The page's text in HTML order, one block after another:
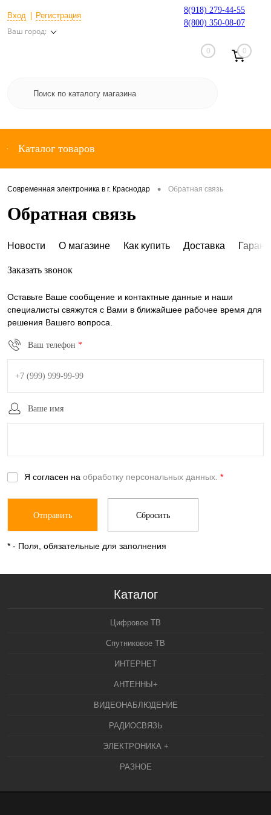
Вход Регистрация
Ваш город:
8(918) 279-44-55
8(800) 350-08-07
0 0
Каталог товаров
Современная электроника в г. Краснодар • Обратная связь
Обратная связь
Новости О магазине Как купить Доставка
Заказать звонок
Оставьте Ваше сообщение и контактные данные и наши
специалисты свяжутся с Вами в ближайшее рабочее время для
решения Вашего вопроса.
Ваш телефон *
Ваше имя
Я согласен на обработку персональных данных. *
* - Поля, обязательные для заполнения
Каталог
Цифровое ТВ
Спутниковое ТВ
ИНТЕРНЕТ
АНТЕННЫ+
ВИДЕОНАБЛЮДЕНИЕ
РАДИОСВЯЗЬ
ЭЛЕКТРОНИКА +
РАЗНОЕ